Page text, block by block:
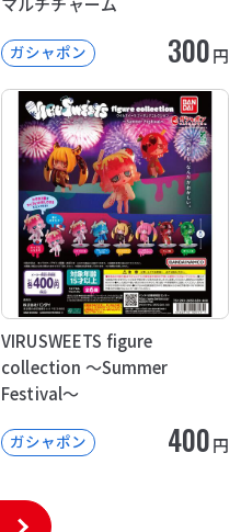
ガシャポン 300円
VIRUSWEETS figure
collection ～Summer
Festival～
ガシャポン 400円